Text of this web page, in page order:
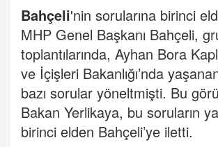
Bahçeli'nin sorularına birinci
MHP Genel Başkanı Bahçeli,
toplantılarında, Ayhan Bora
ve İçişleri Bakanlığı’nda
bazı sorular yöneltmişti. Bu
Bakan Yerlikaya, bu soruların
birinci elden Bahçeli’ye iletti.